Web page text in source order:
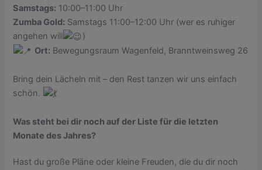
Samstags: 10:00–11:00 Uhr
Zumba Gold: Samstags 11:00–12:00 Uhr (wer es ruhiger
angehen will
)
Ort: Bewegungsraum Wagenfeld, Branntweinsweg 26
Bring dein Lächeln mit – den Rest tanzen wir uns einfach
schön.
Was steht bei dir noch auf der Liste für die letzten
Monate des Jahres?
Hast du große Pläne oder kleine Freuden, die du dir noch